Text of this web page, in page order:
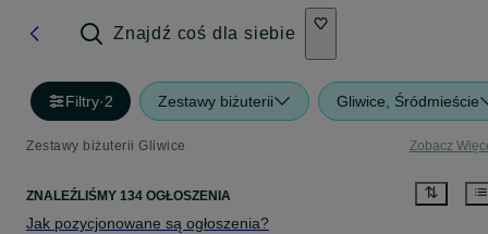
Znajdź coś dla siebie
Filtry·2 Zestawy biżuterii Gliwice, Śródmieście
Zestawy biżuterii Gliwice Zobacz
ZNALEŹLIŚMY 134 OGŁOSZENIA
Jak pozycjonowane są ogłoszenia?